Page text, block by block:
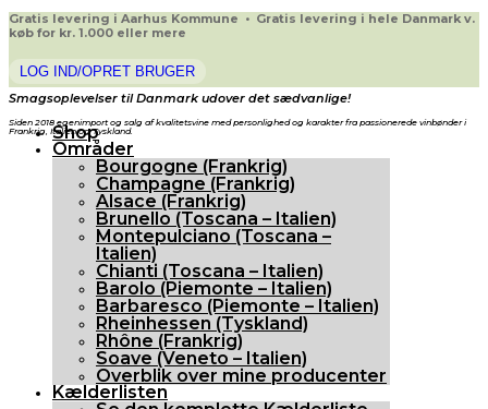
Gratis levering i Aarhus Kommune • Gratis levering i hele Danmark v.
køb for kr. 1.000 eller mere
LOG IND/OPRET BRUGER
Smagsoplevelser til Danmark udover det sædvanlige!
Siden 2018 egenimport og salg af kvalitetsvine med personlighed og karakter fra passionerede vinbønder i
Frankrig, Italien og Tyskland.
Shop
Områder
Bourgogne (Frankrig)
Champagne (Frankrig)
Alsace (Frankrig)
Brunello (Toscana – Italien)
Montepulciano (Toscana –
Italien)
Chianti (Toscana – Italien)
Barolo (Piemonte – Italien)
Barbaresco (Piemonte – Italien)
Rheinhessen (Tyskland)
Rhône (Frankrig)
Soave (Veneto – Italien)
Overblik over mine producenter
Kælderlisten